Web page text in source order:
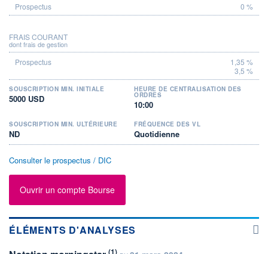
0 %
FRAIS COURANT
dont frais de gestion
1,35 %
3,5 %
SOUSCRIPTION MIN. INITIALE
5000 USD
HEURE DE CENTRALISATION DES
ORDRES
10:00
SOUSCRIPTION MIN. ULTÉRIEURE
ND
FRÉQUENCE DES VL
Quotidienne
Consulter le prospectus / DIC
Ouvrir un compte Bourse
ÉLÉMENTS D'ANALYSES
(1)